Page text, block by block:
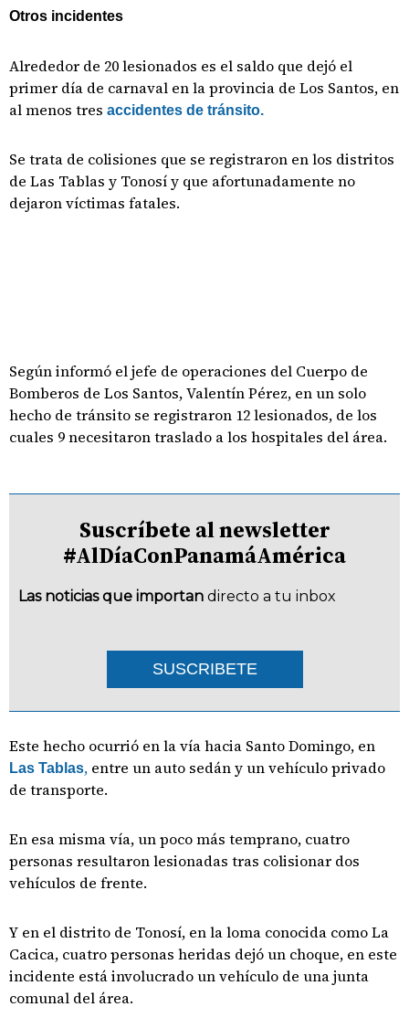
Otros incidentes
Alrededor de 20 lesionados es el saldo que dejó el
primer día de carnaval en la provincia de Los Santos, en
al menos tres accidentes de tránsito.
Se trata de colisiones que se registraron en los distritos
de Las Tablas y Tonosí y que afortunadamente no
dejaron víctimas fatales.
Según informó el jefe de operaciones del Cuerpo de
Bomberos de Los Santos, Valentín Pérez, en un solo
hecho de tránsito se registraron 12 lesionados, de los
cuales 9 necesitaron traslado a los hospitales del área.
Suscríbete al newsletter
#AlDíaConPanamáAmérica
Las noticias que importan directo a tu inbox
SUSCRIBETE
Este hecho ocurrió en la vía hacia Santo Domingo, en
Las Tablas, entre un auto sedán y un vehículo privado
de transporte.
En esa misma vía, un poco más temprano, cuatro
personas resultaron lesionadas tras colisionar dos
vehículos de frente.
Y en el distrito de Tonosí, en la loma conocida como La
Cacica, cuatro personas heridas dejó un choque, en este
incidente está involucrado un vehículo de una junta
comunal del área.